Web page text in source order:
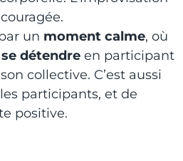
un moment calme, où
se détendre en participant
collective. C’est aussi
participants, et de
positive.